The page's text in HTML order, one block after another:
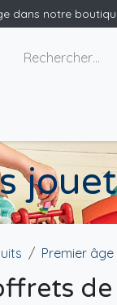
dans notre
Premier âge
de